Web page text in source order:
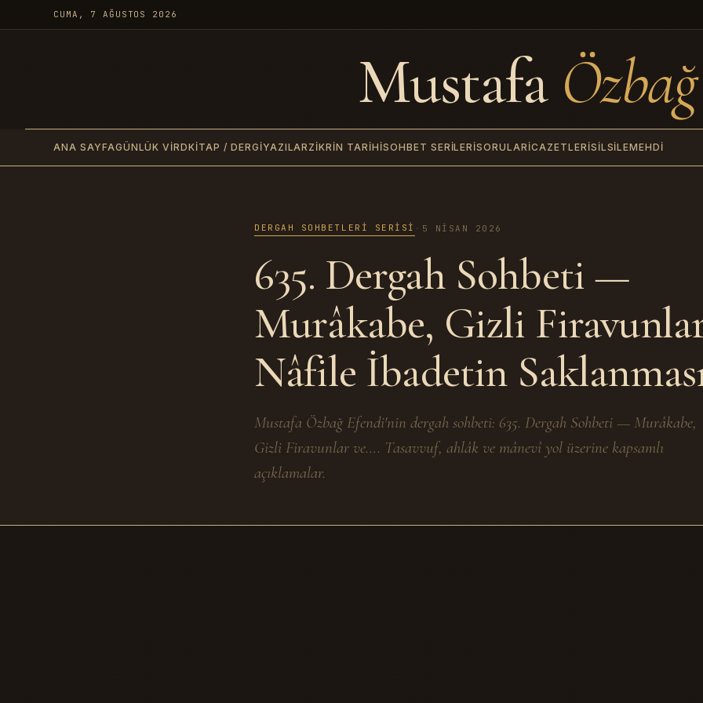
CUMA, 7 AĞUSTOS 2026
Mustafa Özbağ
ANA SAYFAGÜNLÜK VIRDKITAP / DERGIYAZILARZIKRIN TARIHISOHBET SERILERISORULARİCAZETLERISILSILEMEHDI
DERGAH SOHBETLERI SERISI · 5 NISAN 2026
635. Dergah Sohbeti —
Murâkabe, Gizli
Nâfile İbadetin
Mustafa Özbağ Efendi'nin dergah sohbeti: 635. Dergah Sohbeti — Murâkabe,
Gizli Firavunlar ve…. Tasavvuf, ahlâk ve mânevî yol üzerine kapsamlı
açıklamalar.